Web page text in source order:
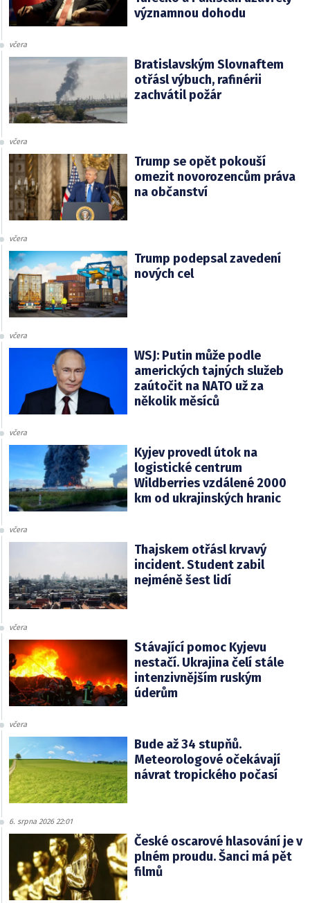
významnou dohodu
včera
Bratislavským Slovnaftem
otřásl výbuch, rafinérii
zachvátil požár
včera
Trump se opět pokouší
omezit novorozencům práva
na občanství
včera
Trump podepsal zavedení
nových cel
včera
WSJ: Putin může podle
amerických tajných služeb
zaútočit na NATO už za
několik měsíců
včera
Kyjev provedl útok na
logistické centrum
Wildberries vzdálené 2000
km od ukrajinských hranic
včera
Thajskem otřásl krvavý
incident. Student zabil
nejméně šest lidí
včera
Stávající pomoc Kyjevu
nestačí. Ukrajina čelí stále
intenzivnějším ruským
úderům
včera
Bude až 34 stupňů.
Meteorologové očekávají
návrat tropického počasí
6. srpna 2026 22:01
České oscarové hlasování je v
plném proudu. Šanci má pět
filmů